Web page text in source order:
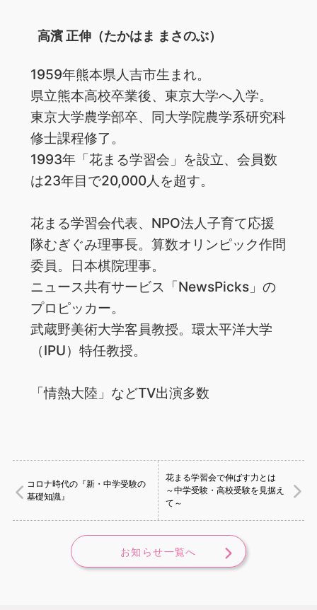
高濱 正伸（たかはま まさのぶ）
1959年熊本県人吉市生まれ。
県立熊本高校卒業後、東京大学へ入学。
東京大学農学部卒、同大学院農学系研究科
修士課程修了。
1993年「花まる学習会」を設立、会員数
は23年目で20,000人を超す。
花まる学習会代表、NPO法人子育て応援
隊むぎぐみ理事長。算数オリンピック作問
委員。日本棋院理事。
ニュース共有サービス「NewsPicks」の
プロピッカー。
武蔵野美術大学客員教授。環太平洋大学
（IPU）特任教授。
「情熱大陸」などTV出演多数
コロナ時代の『新・中学受験の
基礎知識』
花まる学習会で伸ばす力とは
～中学受験・高校受験を見据え
て～
お知らせ一覧へ